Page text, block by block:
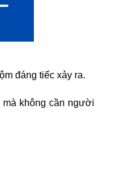
đáng tiếc xảy ra.
mà không cần người